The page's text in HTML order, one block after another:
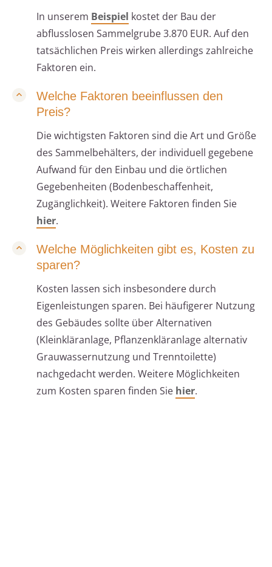
In unserem Beispiel kostet der Bau der
abflusslosen Sammelgrube 3.870 EUR. Auf den
tatsächlichen Preis wirken allerdings zahlreiche
Faktoren ein.
Welche Faktoren beeinflussen den
Preis?
Die wichtigsten Faktoren sind die Art und Größe
des Sammelbehälters, der individuell gegebene
Aufwand für den Einbau und die örtlichen
Gegebenheiten (Bodenbeschaffenheit,
Zugänglichkeit). Weitere Faktoren finden Sie
hier.
Welche Möglichkeiten gibt es, Kosten zu
sparen?
Kosten lassen sich insbesondere durch
Eigenleistungen sparen. Bei häufigerer Nutzung
des Gebäudes sollte über Alternativen
(Kleinkläranlage, Pflanzenkläranlage alternativ
Grauwassernutzung und Trenntoilette)
nachgedacht werden. Weitere Möglichkeiten
zum Kosten sparen finden Sie hier.